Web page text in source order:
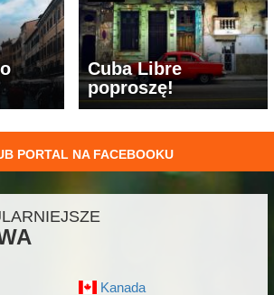
Cuba Libre
poproszę!
PORTAL NA FACEBOOKU
Kanada